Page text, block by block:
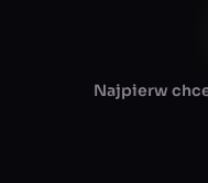
Najpierw